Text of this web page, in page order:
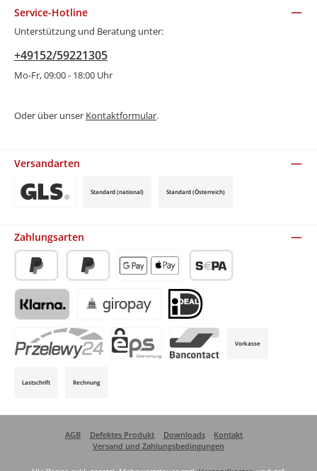
Service-Hotline
Unterstützung und Beratung unter:
+49152/59221305
Mo-Fr, 09:00 - 18:00 Uhr
Oder über unser Kontaktformular.
Versandarten
Standard (national) Standard (Österreich)
Zahlungsarten
PayPal Später BezahlenApple Pay / Google Pay (via Stripe)
SEPA-Lastschrift (via Stripe)
Klarna (via Stripe)Giropay (via Stripe) iDeal (via Stripe)
Vorkasse
Lastschrift Rechnung
AGB Defektes Produkt Downloads
Kontakt
Versand und Zahlungsbedingungen